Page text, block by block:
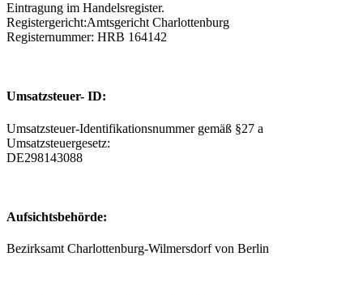
Eintragung im Handelsregister.
Registergericht:Amtsgericht Charlottenburg
Registernummer: HRB 164142
Umsatzsteuer- ID:
Umsatzsteuer-Identifikationsnummer gemäß §27 a
Umsatzsteuergesetz:
DE298143088
Aufsichtsbehörde:
Bezirksamt Charlottenburg-Wilmersdorf von Berlin